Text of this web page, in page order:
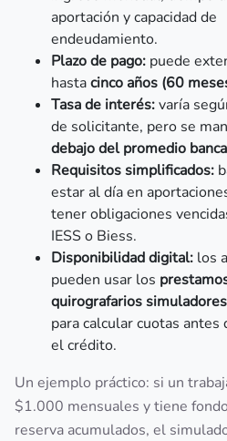
aportación y capacidad de
endeudamiento.
Plazo de pago: puede
hastacinco años (60
Tasa de interés:varía
de solicitante, pero se
debajo del promedio
Requisitos simplificados:
estar al día en
tener obligaciones
IESS o Biess.
Disponibilidad digital: los
pueden usar los
quirografarios simuladores
para calcular cuotas antes
el crédito.
Un ejemplo práctico: si un
$1.000 mensuales y tiene
reserva acumulados, el